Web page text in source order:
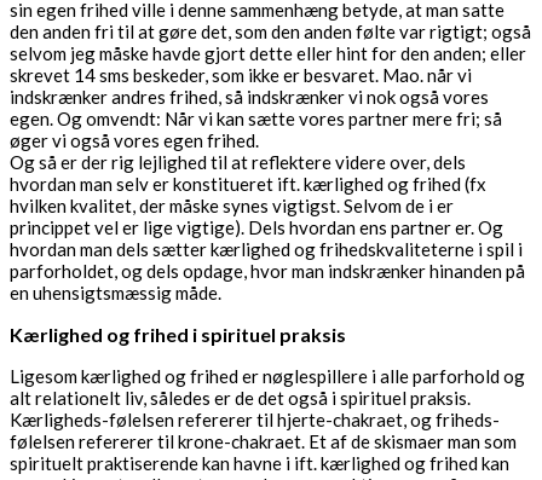
sin egen frihed ville i denne sammenhæng betyde, at man satte
den anden fri til at gøre det, som den anden følte var rigtigt; også
selvom jeg måske havde gjort dette eller hint for den anden; eller
skrevet 14 sms beskeder, som ikke er besvaret. Mao. når vi
indskrænker andres frihed, så indskrænker vi nok også vores
egen. Og omvendt: Når vi kan sætte vores partner mere fri; så
øger vi også vores egen frihed.
Og så er der rig lejlighed til at reflektere videre over, dels
hvordan man selv er konstitueret ift. kærlighed og frihed (fx
hvilken kvalitet, der måske synes vigtigst. Selvom de i er
princippet vel er lige vigtige). Dels hvordan ens partner er. Og
hvordan man dels sætter kærlighed og frihedskvaliteterne i spil i
parforholdet, og dels opdage, hvor man indskrænker hinanden på
en uhensigtsmæssig måde.
Kærlighed og frihed i spirituel praksis
Ligesom kærlighed og frihed er nøglespillere i alle parforhold og
alt relationelt liv, således er de det også i spirituel praksis.
Kærligheds-følelsen refererer til hjerte-chakraet, og friheds-
følelsen refererer til krone-chakraet. Et af de skismaer man som
spirituelt praktiserende kan havne i ift. kærlighed og frihed kan